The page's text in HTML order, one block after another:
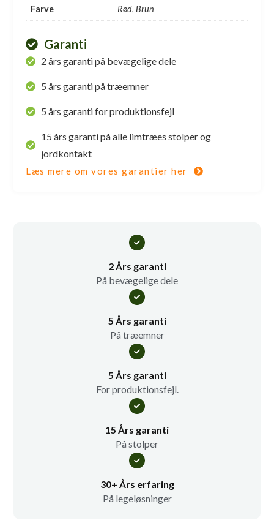
Farve Rød, Brun
Garanti
2 års garanti på bevægelige dele
5 års garanti på træemner
5 års garanti for produktionsfejl
15 års garanti på alle limtræes stolper og
jordkontakt
Læs mere om vores garantier her
2 Års garanti
På bevægelige dele
5 Års garanti
På træemner
5 Års garanti
For produktionsfejl.
15 Års garanti
På stolper
30+ Års erfaring
På legeløsninger